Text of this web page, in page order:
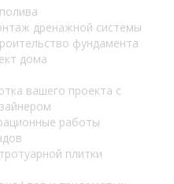
дренажной системы
фундамента
дома
вашего проекта с
работы
плитки